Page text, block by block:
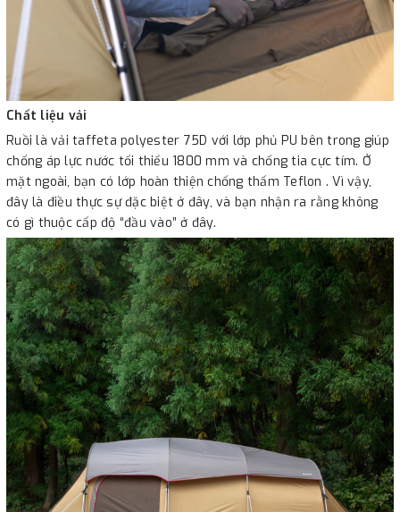
Chất liệu vải
Ruồi là vải taffeta polyester 75D với lớp phủ PU bên trong giúp
chống áp lực nước tối thiểu 1800 mm và chống tia cực tím. Ở
mặt ngoài, bạn có lớp hoàn thiện chống thấm Teflon . Vì vậy,
đây là điều thực sự đặc biệt ở đây, và bạn nhận ra rằng không
có gì thuộc cấp độ “đầu vào” ở đây.